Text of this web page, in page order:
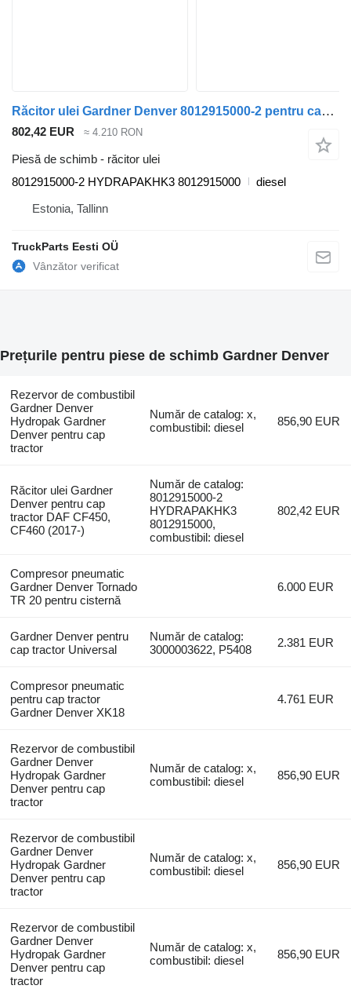
Răcitor ulei Gardner Denver 8012915000-2 pentru cap tractor DAF CF450, CF460 (2017-)
802,42 EUR ≈ 4.210 RON
Piesă de schimb - răcitor ulei
8012915000-2 HYDRAPAKHK3 8012915000
diesel
Estonia, Tallinn
TruckParts Eesti OÜ
Prețurile pentru piese de schimb Gardner Denver
Rezervor de combustibil
Gardner Denver
Hydropak Gardner
Denver pentru cap
tractor
Număr de catalog: x,
combustibil: diesel
856,90 EUR
Răcitor ulei Gardner
Denver pentru cap
tractor DAF CF450,
CF460 (2017-)
Număr de catalog:
8012915000-2
HYDRAPAKHK3
8012915000,
combustibil: diesel
802,42 EUR
Compresor pneumatic
Gardner Denver Tornado
TR 20 pentru cisternă
6.000 EUR
Gardner Denver pentru
cap tractor Universal
Număr de catalog:
3000003622, P5408
2.381 EUR
Compresor pneumatic
pentru cap tractor
Gardner Denver XK18
4.761 EUR
Rezervor de combustibil
Gardner Denver
Hydropak Gardner
Denver pentru cap
tractor
Număr de catalog: x,
combustibil: diesel
856,90 EUR
Rezervor de combustibil
Gardner Denver
Hydropak Gardner
Denver pentru cap
tractor
Număr de catalog: x,
combustibil: diesel
856,90 EUR
Rezervor de combustibil
Gardner Denver
Hydropak Gardner
Denver pentru cap
tractor
Număr de catalog: x,
combustibil: diesel
856,90 EUR